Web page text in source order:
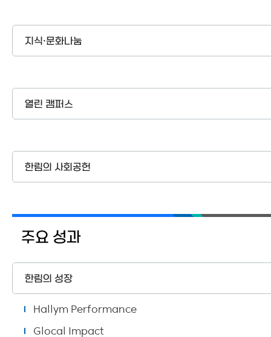
지식·문화나눔
열린 캠퍼스
한림의 사회공헌
주요 성과
한림의 성장
Hallym Performance
Glocal Impact